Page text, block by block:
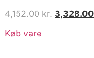
4,152.00kr. 3,328.00
Køb vare